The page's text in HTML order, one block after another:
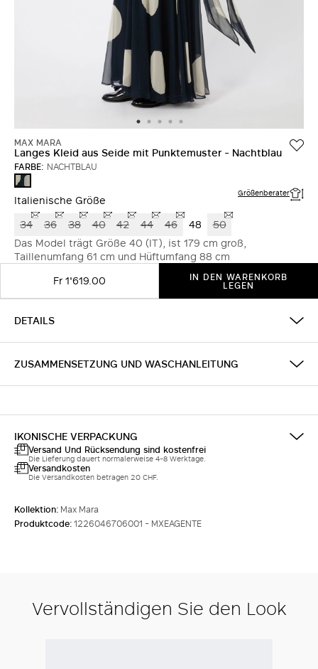
MAX MARA
Langes Kleid aus Seide mit Punktemuster - Nachtblau
FARBE: NACHTBLAU
NACHTBLAU
Italienische Größe Größenberater
34 36 38 40 42 44 46 48
50
Das Model trägt Größe 40 (IT), ist 179 cm groß,
Taillenumfang 61 cm und Hüftumfang 88 cm
Fr 1'619.00
IN DEN WARENKORB
LEGEN
DETAILS
ZUSAMMENSETZUNG UND WASCHANLEITUNG
IKONISCHE VERPACKUNG
Versand Und Rücksendung sind kostenfrei
Die Lieferung dauert normalerweise 4-8 Werktage.
Versandkosten
Die Versandkosten betragen 20 CHF.
Kollektion: Max Mara
Produktcode:1226046706001 - MXEAGENTE
Vervollständigen Sie den Look